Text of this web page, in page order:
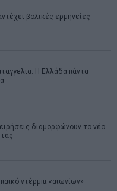
βολικές ερμηνείες
Η Ελλάδα πάντα
διαμορφώνουν το νέο
ντέρμπι «αιωνίων»